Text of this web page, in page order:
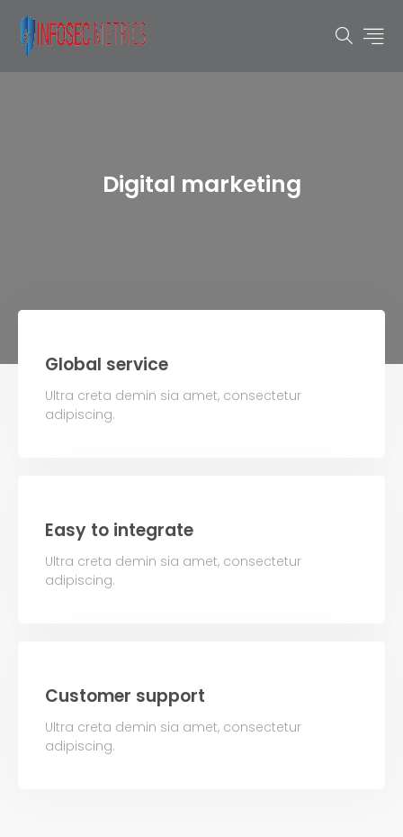
Digital marketing
Global service
Ultra creta demin sia amet, consectetur
adipiscing.
Easy to integrate
Ultra creta demin sia amet, consectetur
adipiscing.
Customer support
Ultra creta demin sia amet, consectetur
adipiscing.